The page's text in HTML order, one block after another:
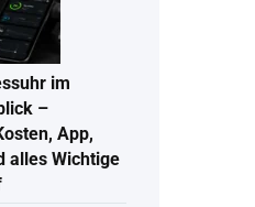
im
–
App,
alles Wichtige